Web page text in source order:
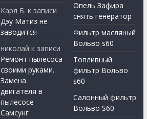
Карл Б. к записи
Дэу Матиз не
заводится
николай к записи
Ремонт пылесоса
своими руками.
Замена
двигателя в
пылесосе
Самсунг
Опель Зафира
снять генератор
Фильтр масляный
Вольво s60
Топливный
фильтр Вольво
s60
Салонный фильтр
Вольво S60